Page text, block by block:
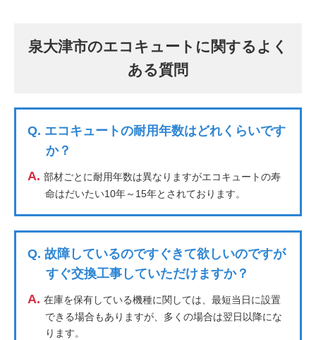
泉大津市のエコキュートに関するよく
ある質問
Q. エコキュートの耐用年数はどれくらいです
か？
A. 部材ごとに耐用年数は異なりますがエコキュートの寿
命はだいたい10年～15年とされております。
Q. 故障しているのですぐきて欲しいのですが
すぐ交換工事していただけますか？
A. 在庫を保有している機種に関しては、最短当日に設置
できる場合もありますが、多くの場合は翌日以降にな
ります。